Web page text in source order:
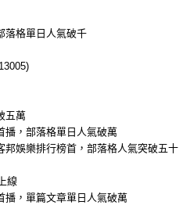
落格單日人氣破千
五萬
播，部落格單日人氣破萬
邦娛樂排行榜首，部落格人氣突破五十
線
播，單篇文章單日人氣破萬